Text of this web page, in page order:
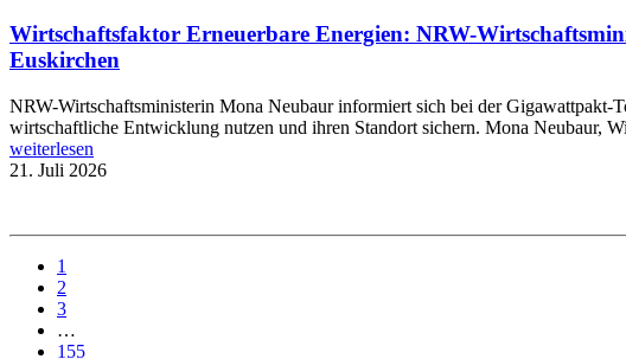
Wirtschaftsfaktor Erneuerbare Energien: NRW-
Euskirchen
NRW-Wirtschaftsministerin Mona Neubaur informiert sich bei der
wirtschaftliche Entwicklung nutzen und ihren Standort sichern. Mona Neubaur,
weiterlesen
21. Juli 2026
1
2
3
…
155